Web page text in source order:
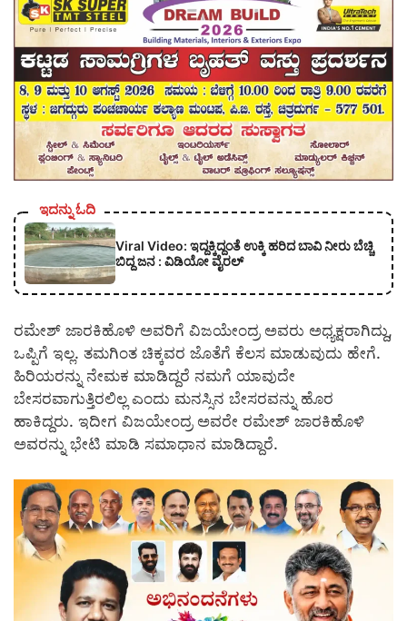
ಇದನ್ನು ಓದಿ
Viral Video: ಇದ್ದಕ್ಕಿದ್ದಂತೆ ಉಕ್ಕಿ ಹರಿದ ಬಾವಿ ನೀರು ಬೆಚ್ಚಿ
ಬಿದ್ದ ಜನ : ವಿಡಿಯೋ ವೈರಲ್
ರಮೇಶ್ ಜಾರಕಿಹೊಳಿ ಅವರಿಗೆ ವಿಜಯೇಂದ್ರ ಅವರು ಅಧ್ಯಕ್ಷರಾಗಿದ್ದು,
ಒಪ್ಪಿಗೆ ಇಲ್ಲ. ತಮಗಿಂತ ಚಿಕ್ಕವರ ಜೊತೆಗೆ ಕೆಲಸ ಮಾಡುವುದು ಹೇಗೆ.
ಹಿರಿಯರನ್ನು ನೇಮಕ ಮಾಡಿದ್ದರೆ ನಮಗೆ ಯಾವುದೇ
ಬೇಸರವಾಗುತ್ತಿರಲಿಲ್ಲ ಎಂದು ಮನಸ್ಸಿನ ಬೇಸರವನ್ನು ಹೊರ
ಹಾಕಿದ್ದರು. ಇದೀಗ ವಿಜಯೇಂದ್ರ ಅವರೇ ರಮೇಶ್ ಜಾರಕಿಹೊಳಿ
ಅವರನ್ನು ಭೇಟಿ ಮಾಡಿ ಸಮಾಧಾನ ಮಾಡಿದ್ದಾರೆ.